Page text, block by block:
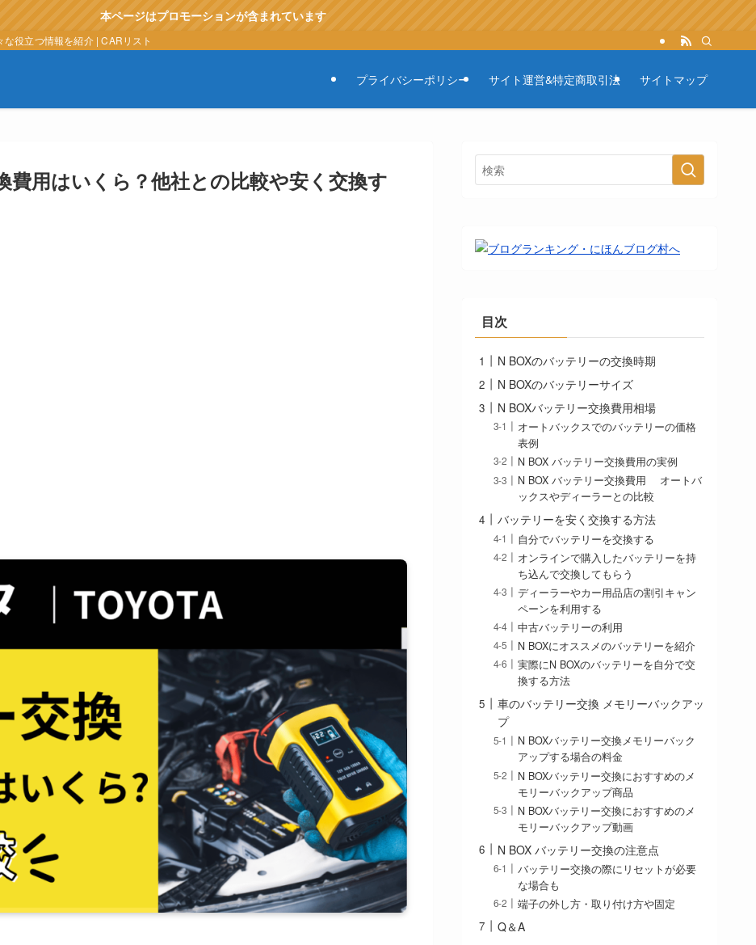
本ページはプロモーションが含まれています
役立つ情報を紹介 | CARリスト
プライバシーポリシー サイト運営&特定商取引法 サイトマップ
費用はいくら？他社との比較や安く交換す
目次
N BOXのバッテリーの交換時期
N BOXのバッテリーサイズ
N BOXバッテリー交換費用相場
オートバックスでのバッテリーの価格
表例
N BOX バッテリー交換費用の実例
N BOX バッテリー交換費用 オートバ
ックスやディーラーとの比較
バッテリーを安く交換する方法
自分でバッテリーを交換する
オンラインで購入したバッテリーを持
ち込んで交換してもらう
ディーラーやカー用品店の割引キャン
ペーンを利用する
中古バッテリーの利用
N BOXにオススメのバッテリーを紹介
実際にN BOXのバッテリーを自分で交
換する方法
車のバッテリー交換 メモリーバックアッ
プ
N BOXバッテリー交換メモリーバック
アップする場合の料金
N BOXバッテリー交換におすすめのメ
モリーバックアップ商品
N BOXバッテリー交換におすすめのメ
モリーバックアップ動画
N BOX バッテリー交換の注意点
バッテリー交換の際にリセットが必要
な場合も
端子の外し方・取り付け方や固定
Q＆A